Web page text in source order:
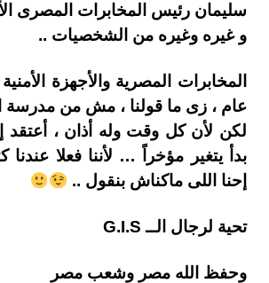
سليمان رئيس المخابرات المصرى
و غيره وغيره من الشخصيات ..
المخابرات المصرية والأجهزة
عام ، زى ما قولنا ، مش من مدرسة
لكن لأن كل وقت وله أذان ، أعتقد
بدأ يتغير مؤخراً … لأننا فعلا
إحنا اللى ماكناش بنقول ..
تحية لرجال الــ G.I.S
وحفظ الله مصر وشعب مصر